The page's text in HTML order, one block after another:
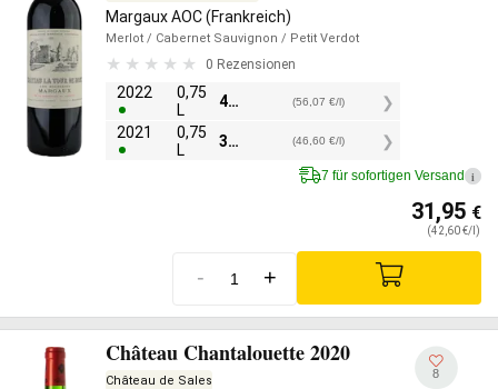
Margaux AOC (Frankreich)
Merlot / Cabernet Sauvignon / Petit Verdot
0 Rezensionen
2022
0,75
L
42,05 (56,07 €/l)
2021
0,75
L
34,95 (46,60 €/l)
7 für sofortigen Versand i
31,95 €
(42,60 €/l)
- +
Château Chantalouette 2020
Château de Sales 8